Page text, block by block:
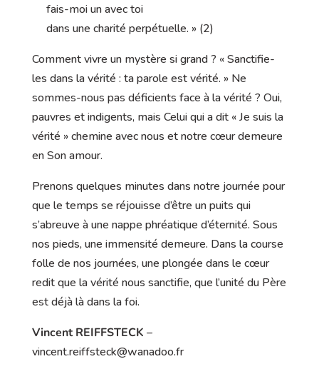
fais-moi un avec toi
dans une charité perpétuelle. » (2)
Comment vivre un mystère si grand ? « Sanctifie-
les dans la vérité : ta parole est vérité. » Ne
sommes-nous pas déficients face à la vérité ? Oui,
pauvres et indigents, mais Celui qui a dit « Je suis la
vérité » chemine avec nous et notre cœur demeure
en Son amour.
Prenons quelques minutes dans notre journée pour
que le temps se réjouisse d’être un puits qui
s’abreuve à une nappe phréatique d’éternité. Sous
nos pieds, une immensité demeure. Dans la course
folle de nos journées, une plongée dans le cœur
redit que la vérité nous sanctifie, que l’unité du Père
est déjà là dans la foi.
Vincent REIFFSTECK –
vincent.reiffsteck@wanadoo.fr